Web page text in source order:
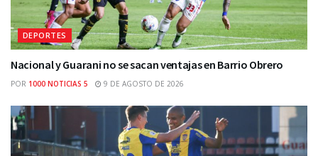
DEPORTES
Nacional y Guarani no se sacan ventajas en Barrio Obrero
POR 1000 NOTICIAS 5 9 DE AGOSTO DE 2026